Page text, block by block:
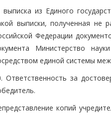
выписка из Единого
выписки, полученная не
Федерации
Министерство
единой системы
Ответственность за
копий